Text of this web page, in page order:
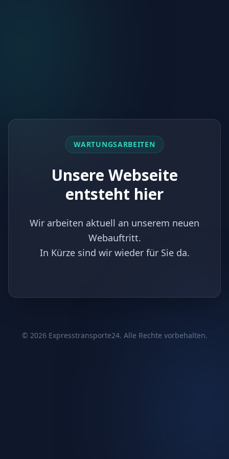
WARTUNGSARBEITEN
Unsere Webseite
entsteht hier
Wir arbeiten aktuell an unserem neuen
Webauftritt.
In Kürze sind wir wieder für Sie da.
© 2026Expresstransporte24. Alle Rechte vorbehalten.